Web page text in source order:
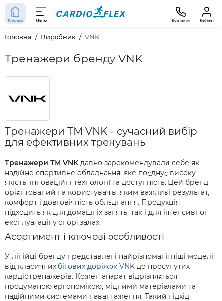
Головна Меню Контакти Кабінет
Головна Виробник VNK
Тренажери бренду VNK
Тренажери ТМ VNK – сучасний вибір
для ефективних тренувань
Тренажери ТМ VNK давно зарекомендували себе як
надійне спортивне обладнання, яке поєднує високу
якість, інноваційні технології та доступність. Цей бренд
орієнтований на користувачів, яким важливі результат,
комфорт і довговічність обладнання. Продукція
підходить як для домашніх занять, так і для інтенсивної
експлуатації у спортзалах.
Асортимент і ключові особливості
У лінійці бренду представлені найрізноманітніші моделі:
від класичних бігових доріжок VNK до просунутих
кардіотренажерів. Кожен апарат відрізняється
продуманою ергономікою, міцними матеріалами та
надійними системами навантаження. Такий підхід